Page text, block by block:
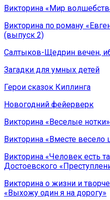
Викторина «Мир
Викторина по роману
(выпуск 2)
Салтыков-Щедрин вечен,
Загадки для умных детей
Герои сказок Киплинга
Новогодний фейерверк
Викторина «Веселые нотки»
Викторина «Вместе весело
Викторина «Человек есть
Достоевского
Викторина о жизни и
«Выхожу один я на дорогу»